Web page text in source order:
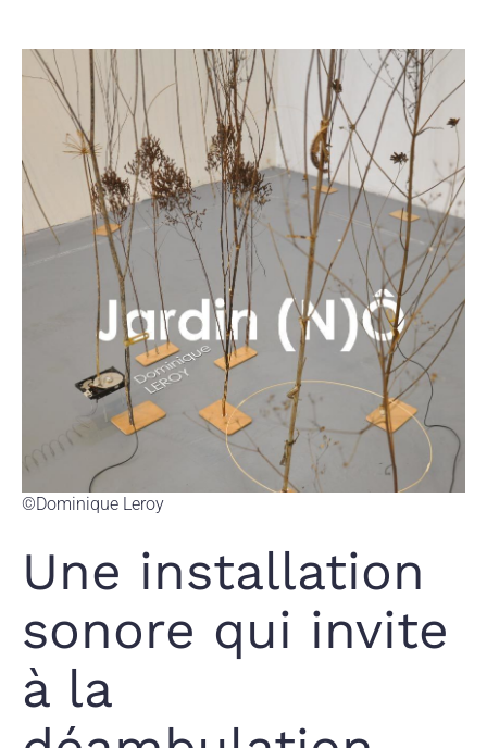
©Dominique Leroy
Une installation
sonore qui invite
à la